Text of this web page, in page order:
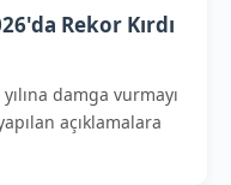
Rekor Kırdı
damga vurmayı
açıklamalara